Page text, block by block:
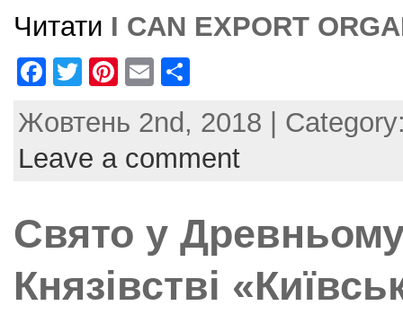
Читати I CAN EXPORT
F
c
e
o
k
T
itt
er
Pi
er
e
E
ai
l
ar
e
Жовтень 2nd, 2018 |
Leave a comment
Свято у
Князівстві